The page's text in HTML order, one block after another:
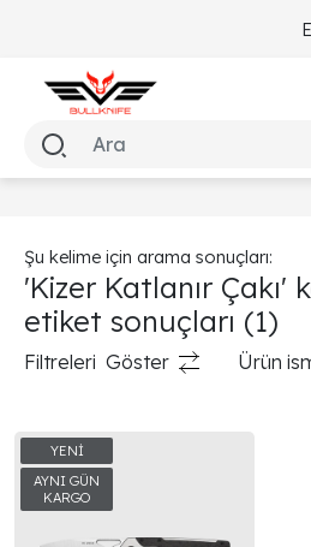
Şu kelime için arama sonuçları:
'Kizer Katlanır Çakı'
etiket sonuçları (1)
Filtreleri Göster Ürün